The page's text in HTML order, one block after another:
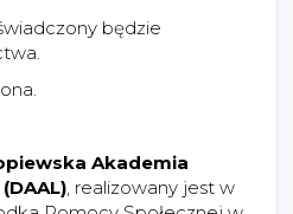
będzie
Akademia
, realizowany jest w